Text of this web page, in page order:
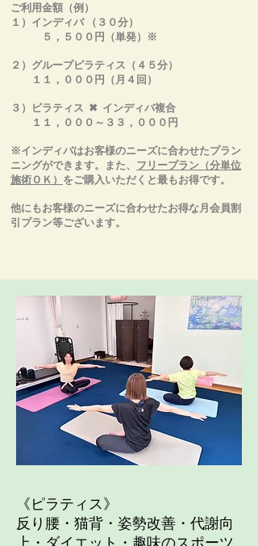
ご利用金額（例）
１）インディバ （３０分）
５，５００円（単発）※
２）グループピラティス（４５分）
１１，０００円（月４回）
３）ピラティス ✖ インディバ複合
１１，０００～３３，０００円
※インディバはお客様のニーズに合わせたプラン
ニングができます。また、 フリープラン（分単位
施術ＯＫ） をご購入いただくと最もお得です。
他にもお客様のニーズに合わせたお得な月会員割
引プラン等ございます。
《ピラティス》
反り腰・猫背・姿勢改善・代謝向